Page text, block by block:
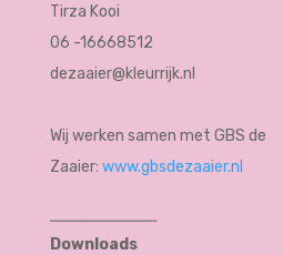
Tirza Kooi
06 -16668512
dezaaier@kleurrijk.nl
Wij werken samen met GBS de
Zaaier: www.gbsdezaaier.nl
Downloads